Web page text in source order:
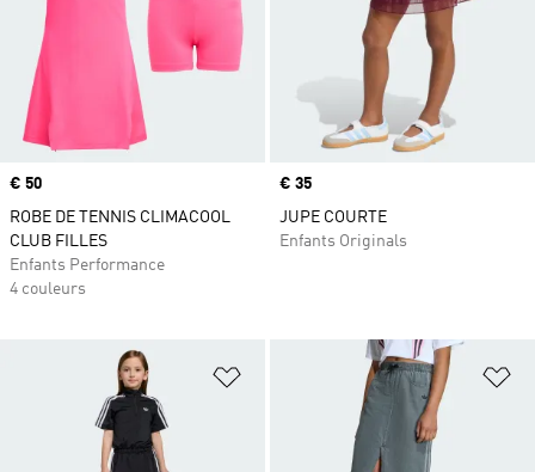
Prix
€ 50
ROBE DE TENNIS CLIMACOOL
CLUB FILLES
Enfants Performance
4 couleurs
Prix
€ 35
JUPE COURTE
Enfants Originals
Ajouter à la Liste de produits